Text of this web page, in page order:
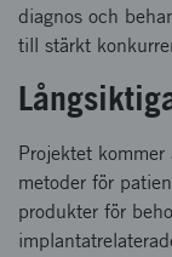
diagnos och
till stärkt
Projektet
metoder för
produkter för